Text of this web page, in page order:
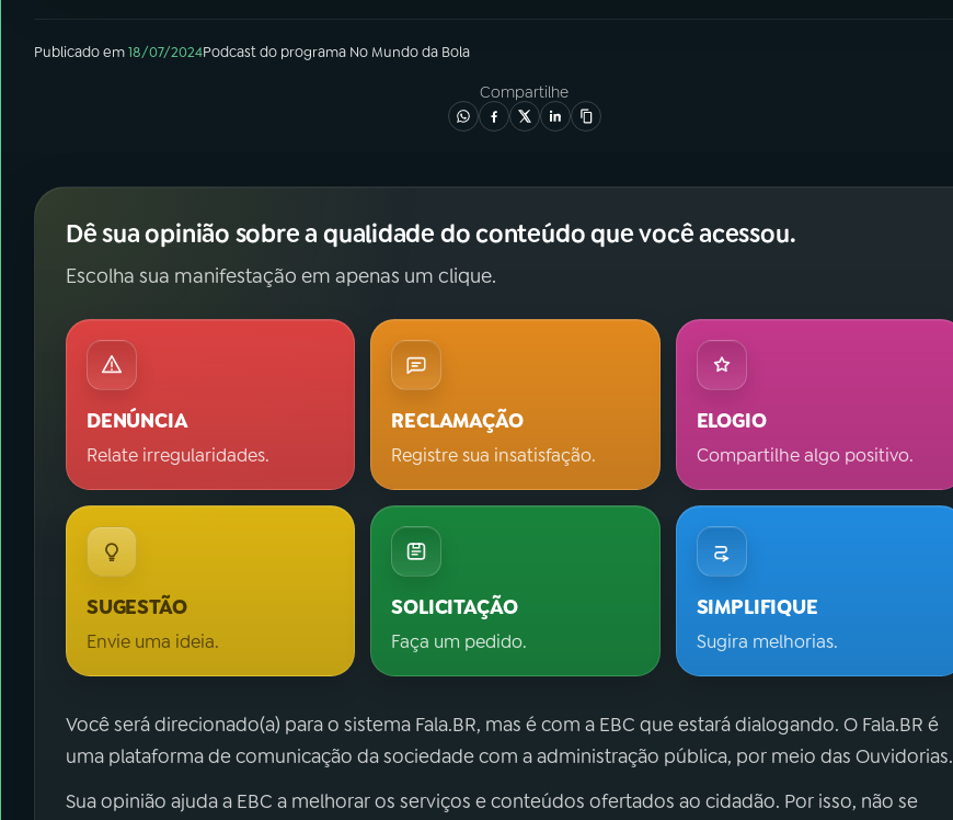
Publicado em18/07/2024Podcastdo programa No Mundo da Bola
Compartilhe
Dê sua opinião sobre a qualidade do conteúdo que você acessou.
Escolha sua manifestação em apenas um clique.
DENÚNCIA
Relate irregularidades.
RECLAMAÇÃO
Registre sua insatisfação.
ELOGIO
Compartilhe algo positivo.
SUGESTÃO
Envie uma ideia.
SOLICITAÇÃO
Faça um pedido.
SIMPLIFIQUE
Sugira melhorias.
Você será direcionado(a) para o sistema Fala.BR, mas é com a EBC que estará dialogando. O Fala.BR é
uma plataforma de comunicação da sociedade com a administração pública, por meio das Ouvidorias.
Sua opinião ajuda a EBC a melhorar os serviços e conteúdos ofertados ao cidadão. Por isso, não se